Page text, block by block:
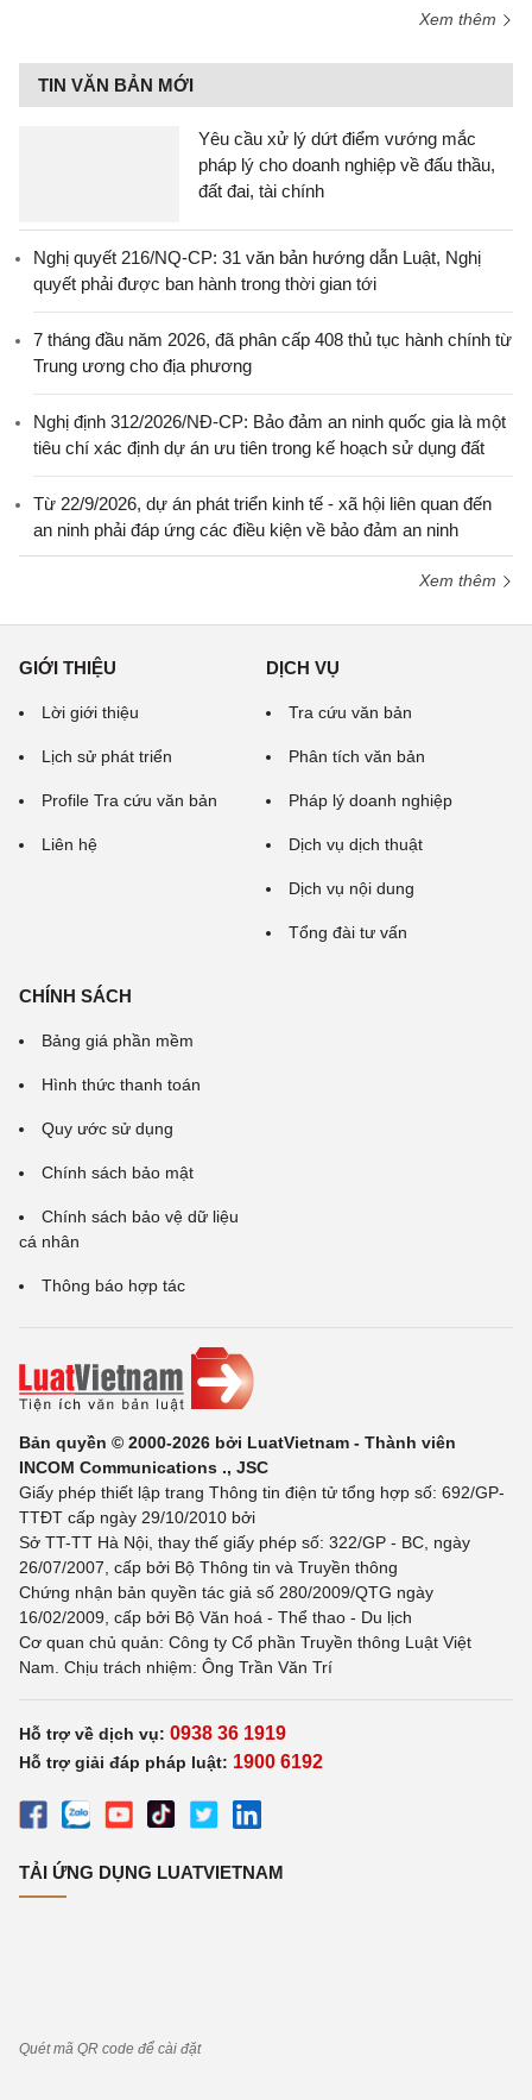
Xem thêm
TIN VĂN BẢN MỚI
Yêu cầu xử lý dứt điểm vướng mắc
pháp lý cho doanh nghiệp về đấu thầu,
đất đai, tài chính
Nghị quyết 216/NQ-CP: 31 văn bản hướng dẫn Luật, Nghị
quyết phải được ban hành trong thời gian tới
7 tháng đầu năm 2026, đã phân cấp 408 thủ tục hành chính từ
Trung ương cho địa phương
Nghị định 312/2026/NĐ-CP: Bảo đảm an ninh quốc gia là một
tiêu chí xác định dự án ưu tiên trong kế hoạch sử dụng đất
Từ 22/9/2026, dự án phát triển kinh tế - xã hội liên quan đến
an ninh phải đáp ứng các điều kiện về bảo đảm an ninh
Xem thêm
GIỚI THIỆU
Lời giới thiệu
Lịch sử phát triển
Profile Tra cứu văn bản
Liên hệ
DỊCH VỤ
Tra cứu văn bản
Phân tích văn bản
Pháp lý doanh nghiệp
Dịch vụ dịch thuật
Dịch vụ nội dung
Tổng đài tư vấn
CHÍNH SÁCH
Bảng giá phần mềm
Hình thức thanh toán
Quy ước sử dụng
Chính sách bảo mật
Chính sách bảo vệ dữ liệu
cá nhân
Thông báo hợp tác
Bản quyền © 2000-2026 bởi LuatVietnam - Thành viên
INCOM Communications ., JSC
Giấy phép thiết lập trang Thông tin điện tử tổng hợp số: 692/GP-
TTĐT cấp ngày 29/10/2010 bởi
Sở TT-TT Hà Nội, thay thế giấy phép số: 322/GP - BC, ngày
26/07/2007, cấp bởi Bộ Thông tin và Truyền thông
Chứng nhận bản quyền tác giả số 280/2009/QTG ngày
16/02/2009, cấp bởi Bộ Văn hoá - Thể thao - Du lịch
Cơ quan chủ quản: Công ty Cổ phần Truyền thông Luật Việt
Nam. Chịu trách nhiệm: Ông Trần Văn Trí
Hỗ trợ về dịch vụ: 0938 36 1919
Hỗ trợ giải đáp pháp luật: 1900 6192
TẢI ỨNG DỤNG LUATVIETNAM
Quét mã QR code để cài đặt